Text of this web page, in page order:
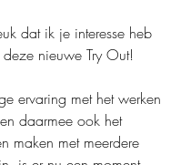
dat ik je interesse heb
nieuwe Try Out!
ervaring met het werken
daarmee ook het
maken met meerdere